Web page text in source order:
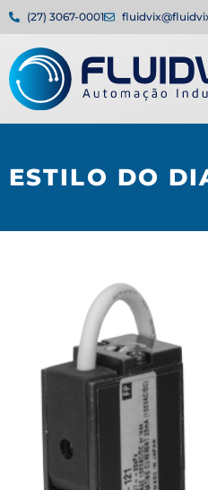
(27) 3067-0001
ESTILO DO